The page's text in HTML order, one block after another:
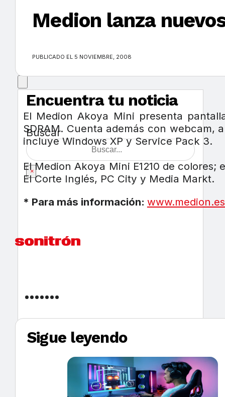
Encuentra tu noticia
Buscar
×
Medion lanza
PUBLICADO EL 5 NOVIEMBRE, 2008
El Medion Akoya Mini presenta
SDRAM. Cuenta además con
incluye Windows XP y Service Pack 3.
El Medion Akoya Mini E1210 de
El Corte Inglés, PC City y Media Markt.
* Para más información: www.medion.es
Sigue leyendo